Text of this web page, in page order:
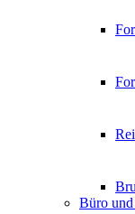
Büro